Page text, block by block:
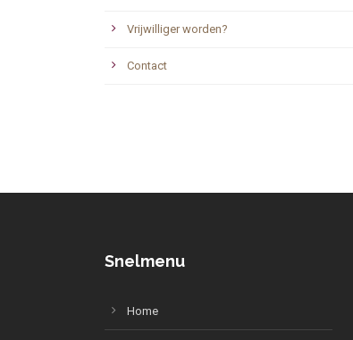
Vrijwilliger worden?
Contact
Snelmenu
Home